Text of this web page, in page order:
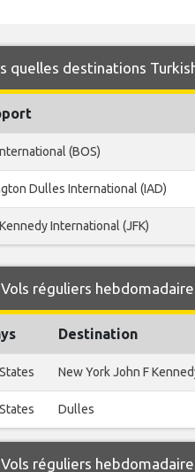
quelles destinations
(BOS)
Dulles International (IAD)
International (JFK)
Vols réguliers
Destination
New York John F
Dulles
Vols réguliers